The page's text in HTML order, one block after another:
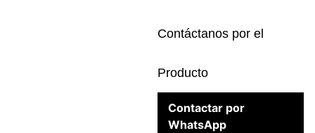
Contáctanos por el
Producto
Contactar por
WhatsApp